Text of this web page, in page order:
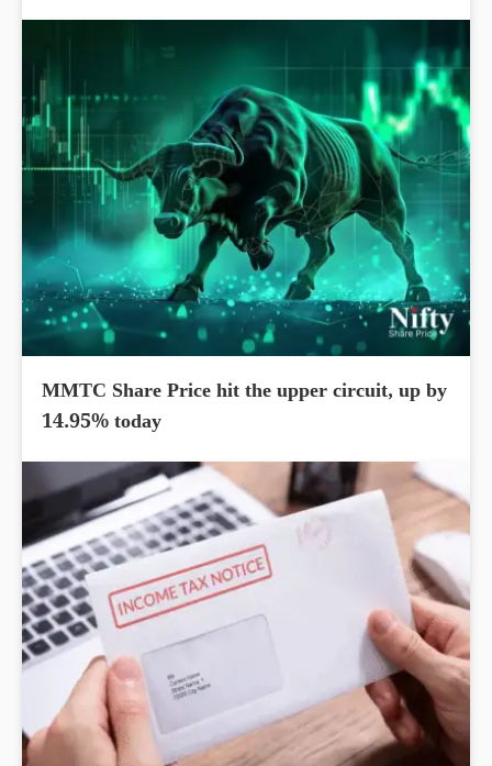
MMTC Share Price hit the upper circuit, up by
14.95% today